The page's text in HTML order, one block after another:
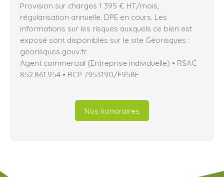
Provision sur charges 1 395 € HT/mois,
régularisation annuelle. DPE en cours. Les
informations sur les risques auxquels ce bien est
exposé sont disponibles sur le site Géorisques :
georisques.gouv.fr.
Agent commercial (Entreprise individuelle) • RSAC
852.861.954 • RCP 7953190/F958E
Nos honoraires